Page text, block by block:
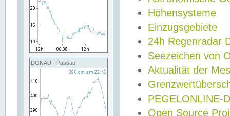
DONAU - Passau
Höhensysteme
Einzugsgebiete
24h Regenradar
Seezeichen von
Aktualität der
PEGELONLINE-
Open Source